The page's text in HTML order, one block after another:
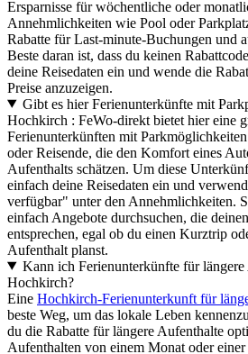
Ersparnisse für wöchentliche oder
Annehmlichkeiten wie Pool oder
Rabatte für Last-minute-Buchungen und
Beste daran ist, dass du keinen
deine Reisedaten ein und wende die
Preise anzuzeigen.
Gibt es hier Ferienunterkünfte mit
Hochkirch : FeWo-direkt bietet hier eine
Ferienunterkünften mit
oder Reisende, die den Komfort eines
Aufenthalts schätzen. Um diese
einfach deine Reisedaten ein und
verfügbar" unter den Annehmlichkeiten.
einfach Angebote durchsuchen, die
entsprechen, egal ob du einen Kurztrip
Aufenthalt planst.
Kann ich Ferienunterkünfte für
Hochkirch?
Eine Hochkirch-Ferienunterkunft für
beste Weg, um das lokale Leben
du die Rabatte für längere Aufenthalte
Aufenthalten von einem Monat oder einer